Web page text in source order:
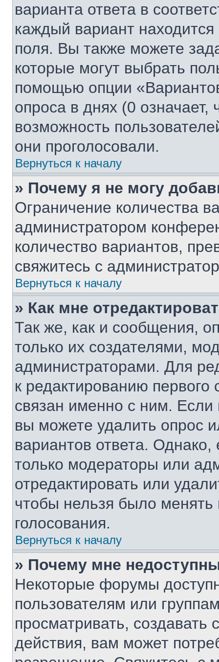
варианта ответа в
каждый вариант находится
поля. Вы также можете
которые могут выбрать
помощью опции
опроса в днях (0
возможность
они проголосовали.
Вернуться к началу
» Почему я не могу
Ограничение количества
администратором
количество вариантов,
свяжитесь с
Вернуться к началу
» Как мне
Так же, как и сообщения,
только их создателями,
администраторами. Для
к редактированию
связан именно с ним. Если
вы можете удалить опрос
вариантов ответа. Однако,
только модераторы или
отредактировать или
чтобы нельзя было
голосования.
Вернуться к началу
» Почему мне
Некоторые форумы
пользователям или
просматривать,
действия, вам может